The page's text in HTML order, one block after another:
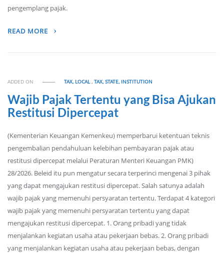
pengemplang pajak.
READ MORE
ADDED ON TAX, LOCAL,TAX, STATE, INSTITUTION
Wajib Pajak Tertentu yang Bisa Ajukan
Restitusi Dipercepat
(Kementerian Keuangan Kemenkeu) memperbarui ketentuan teknis
pengembalian pendahuluan kelebihan pembayaran pajak atau
restitusi dipercepat melalui Peraturan Menteri Keuangan PMK)
28/2026. Beleid itu pun mengatur secara terperinci mengenai 3 pihak
yang dapat mengajukan restitusi dipercepat. Salah satunya adalah
wajib pajak yang memenuhi persyaratan tertentu. Terdapat 4 kategori
wajib pajak yang memenuhi persyaratan tertentu yang dapat
mengajukan restitusi dipercepat. 1. Orang pribadi yang tidak
menjalankan kegiatan usaha atau pekerjaan bebas. 2. Orang pribadi
yang menjalankan kegiatan usaha atau pekerjaan bebas, dengan